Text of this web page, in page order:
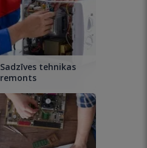
Sadzīves tehnikas
remonts